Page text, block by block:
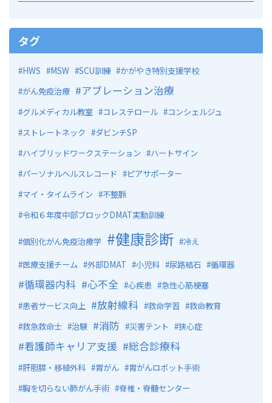
タグ
HWS MSW SCU訓練
かがやき特別支援学校
がん免疫治療
アブレーション治療
グルメディカル教室 コレステロール
コンシェルジュ
ストレートネック
ダビンチSP
ハイブリッドワークステーション
ハートサイン
パーソナルヘルスレコード
ピアサポーター
マイ・タイムライン
不整脈
令和６年度中部ブロックDMAT実動訓練
個別化がん免疫治療学 健康診断
冷え
医療支援チーム
外部DMAT 小児科 尿路結石 循環器
循環器内科 心不全 心疾患
急性心筋梗塞
患者サービス向上
放射線科 救命学習
救命教育
救急救命士
治験 消防 災害テント 狭心症
看護師キャリア支援 総合診療科
肝胆膵・移植外科 胃がん
胃がんロボット手術
胸を切らない肺がん手術
脊椎・脊髄センター